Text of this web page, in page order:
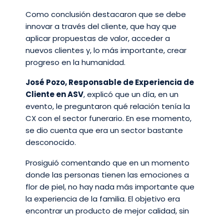
Como conclusión destacaron que se debe
innovar a través del cliente, que hay que
aplicar propuestas de valor, acceder a
nuevos clientes y, lo más importante, crear
progreso en la humanidad.
José Pozo, Responsable de Experiencia de
Cliente en ASV, explicó que un día, en un
evento, le preguntaron qué relación tenía la
CX con el sector funerario. En ese momento,
se dio cuenta que era un sector bastante
desconocido.
Prosiguió comentando que en un momento
donde las personas tienen las emociones a
flor de piel, no hay nada más importante que
la experiencia de la familia. El objetivo era
encontrar un producto de mejor calidad, sin